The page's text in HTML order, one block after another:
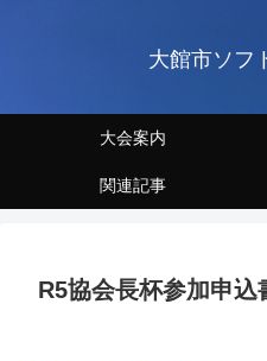
大館市ソフ
大会案内
関連記事
R5協会長杯参加申込